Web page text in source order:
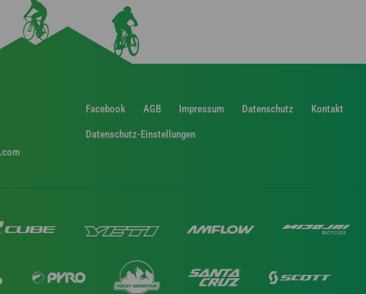
Facebook AGB Impressum Datenschutz Kontakt
Datenschutz-Einstellungen